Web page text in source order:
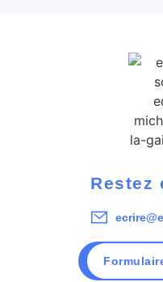
Restez